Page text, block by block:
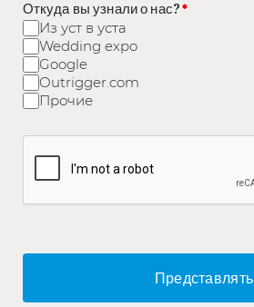
Откуда вы узнали о нас?
Из уст в уста
Wedding expo
Google
Outrigger.com
Прочие
Представлять